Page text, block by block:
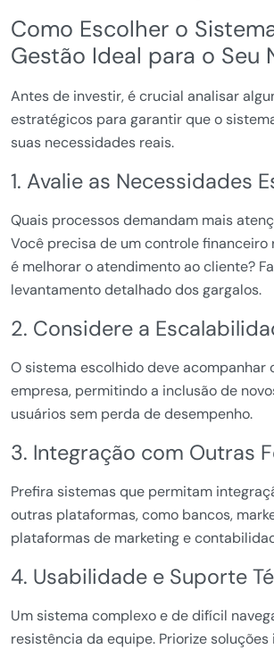
Como Escolher o
Gestão Ideal para o Seu
Antes de investir, é crucial analisar
estratégicos para garantir que o
suas necessidades reais.
1. Avalie as Necessidades
Quais processos demandam mais
Você precisa de um controle financeiro
é melhorar o atendimento ao cliente?
levantamento detalhado dos gargalos.
2. Considere a
O sistema escolhido deve acompanhar
empresa, permitindo a inclusão de
usuários sem perda de desempenho.
3. Integração com Outras
Prefira sistemas que permitam
outras plataformas, como bancos,
plataformas de marketing e
4. Usabilidade e Suporte
Um sistema complexo e de difícil
resistência da equipe. Priorize